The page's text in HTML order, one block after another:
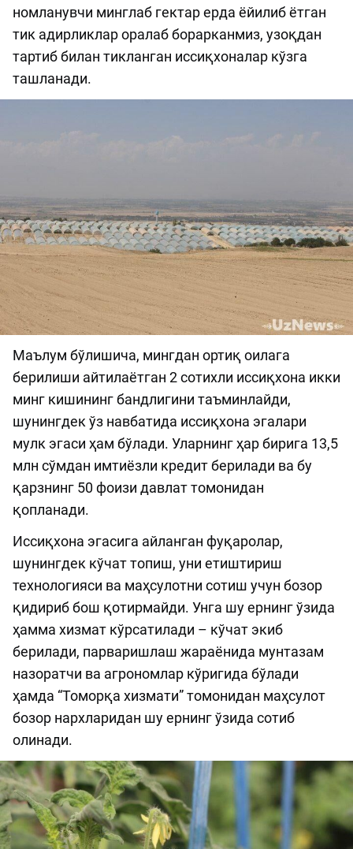
номланувчи минглаб гектар ерда ёйилиб ётган
тик адирликлар оралаб борарканмиз, узоқдан
тартиб билан тикланган иссиқхоналар кўзга
ташланади.
Маълум бўлишича, мингдан ортиқ оилага
берилиши айтилаётган 2 сотихли иссиқхона икки
минг кишининг бандлигини таъминлайди,
шунингдек ўз навбатида иссиқхона эгалари
мулк эгаси ҳам бўлади. Уларнинг ҳар бирига 13,5
млн сўмдан имтиёзли кредит берилади ва бу
қарзнинг 50 фоизи давлат томонидан
қопланади.
Иссиқхона эгасига айланган фуқаролар,
шунингдек кўчат топиш, уни етиштириш
технологияси ва маҳсулотни сотиш учун бозор
қидириб бош қотирмайди. Унга шу ернинг ўзида
ҳамма хизмат кўрсатилади – кўчат экиб
берилади, парваришлаш жараёнида мунтазам
назоратчи ва агрономлар кўригида бўлади
ҳамда “Томорқа хизмати” томонидан маҳсулот
бозор нархларидан шу ернинг ўзида сотиб
олинади.